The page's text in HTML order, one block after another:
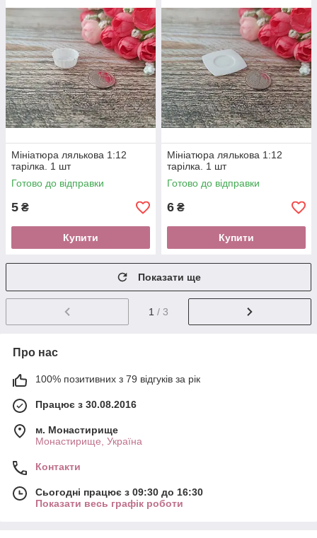
Мініатюра лялькова 1:12
тарілка. 1 шт
Готово до відправки
5 ₴
Купити
Мініатюра лялькова 1:12
тарілка. 1 шт
Готово до відправки
6 ₴
Купити
Показати ще
1 / 3
Про нас
100% позитивних з 79 відгуків за рік
Працює з 30.08.2016
м. Монастирище
Монастирище, Україна
Контакти
Сьогодні працює з 09:30 до 16:30
Показати весь графік роботи